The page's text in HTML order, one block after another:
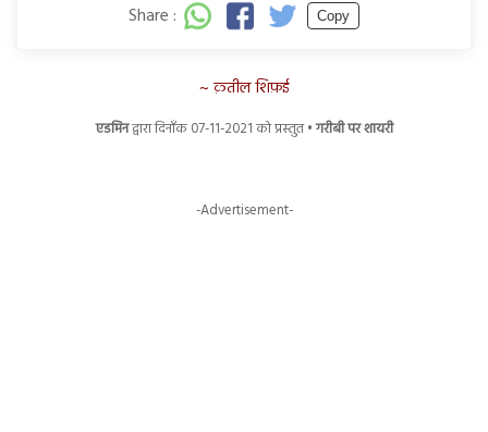
Share : Copy
क़तील शिफ़ई
एडमिनद्वारा दिनाँक 07-11-2021 को प्रस्तुत •गरीबी पर शायरी
-Advertisement-